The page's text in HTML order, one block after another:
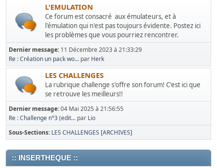
L'EMULATION
Ce forum est consacré aux émulateurs, et à
l'émulation qui n'est pas toujours évidente. Postez ici
les problèmes que vous pourriez rencontrer.
Dernier message: 11 Décembre 2023 à 21:33:29
Re : Création un pack wo... par Herk
LES CHALLENGES
La rubrique challenge s'offre son forum! C'est ici que
se retrouve les meilleurs!!
Dernier message:04 Mai 2025 à 21:56:55
Re : Challenge n°3 (edit... par Lio
Sous-Sections LES CHALLENGES [ARCHIVES]
:: INSERTHEQUE ::